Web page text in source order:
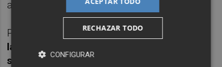
a solucionar.
Por último, Twin Software Factory
las pymes la posibilidad de "tener un
superpoder" gracias a Zamia. La
RECHAZAR TODO
CONFIGURAR